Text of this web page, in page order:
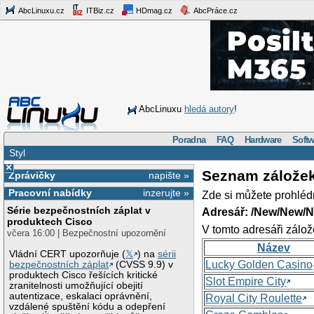
AbcLinuxu.cz ITBiz.cz HDmag.cz AbcPráce.cz
AbcLinuxu hledá autory!
Poradna FAQ Hardware
Styl
×
napište »
Zprávičky
inzerujte »
Pracovní nabídky
Série bezpečnostních záplat v
produktech Cisco
včera 16:00 | Bezpečnostní upozornění
Vládní CERT upozorňuje (𝕏 ) nasérii
bezpečnostních záplat
(CVSS 9.9) v
produktech Cisco řešících kritické
zranitelnosti umožňující obejití
autentizace, eskalaci oprávnění,
vzdálené spuštění kódu a odepření
Seznam
Zde si můžete
Adresář: /New/New/
V tomto adresáři
Název
Lucky Golden Casino
Slot Empire City
Royal City Roulette